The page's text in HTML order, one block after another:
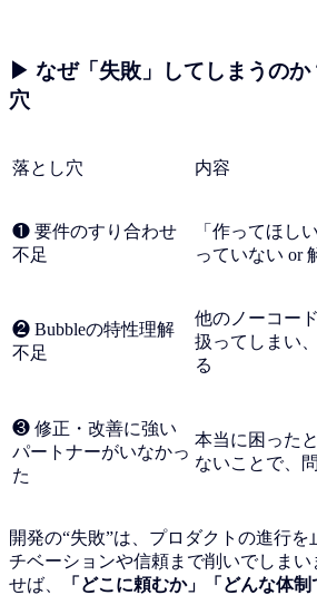
▶ なぜ「失敗」してしまうのか
穴
落とし穴 内容
❶ 要件のすり合わせ
不足
「作ってほし
っていない or
❷ Bubbleの特性理解
不足
他のノーコー
扱ってしまい
る
❸ 修正・改善に強い
パートナーがいなかっ
た
本当に困った
ないことで、
開発の“失敗”は、プロダクトの進行
チベーションや信頼まで削いでしまい
せば、
「どこに頼むか」「どんな体